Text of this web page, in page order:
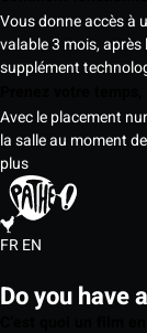
Vous donne accès à
valable 3 mois, après
supplément
Avec le placement
la salle au moment
plus
FREN
Do you have